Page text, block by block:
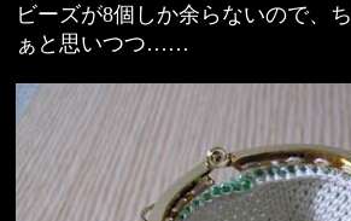
ビーズが8個しか余らないので、
ぁと思いつつ……